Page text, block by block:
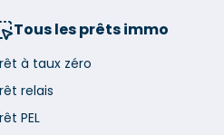
Tous les prêts immo
à taux zéro
relais
PEL